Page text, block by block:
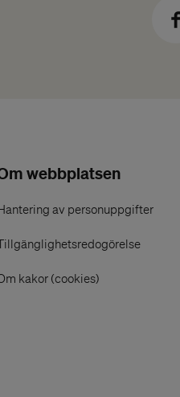
webbplatsen
av personuppgifter
kakor (cookies)